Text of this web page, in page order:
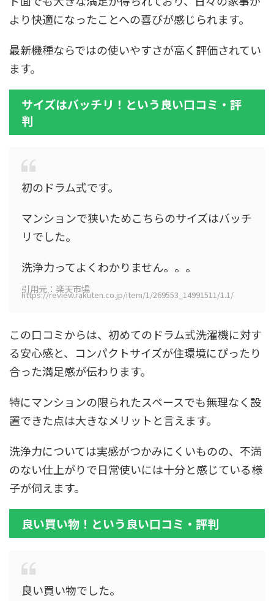
より快適になったことへの喜びが感じられます。
最新機種ならではの使いやすさが高く評価されてい
ます。
サイズはバッチリ！という良い口コミ・評
判
初のドラム式です。
マンションで狭いためこちらのサイズはバッチ
リでした。
洗浄力ってよくわかりません。。。
引用元：楽天市場
https://review.rakuten.co.jp/item/1/269553_14991511/1.1/
この口コミからは、初めてのドラム式洗濯機に対す
る安心感と、コンパクトサイズが住環境にぴったり
合った満足感が伝わります。
特にマンションの限られたスペースでも無理なく設
置できた点は大きなメリットと言えます。
洗浄力については実感がつかみにくいものの、不満
のない仕上がりで日常使いには十分と感じている様
子が伺えます。
良い買い物！という良い口コミ・評判
良い買い物でした。